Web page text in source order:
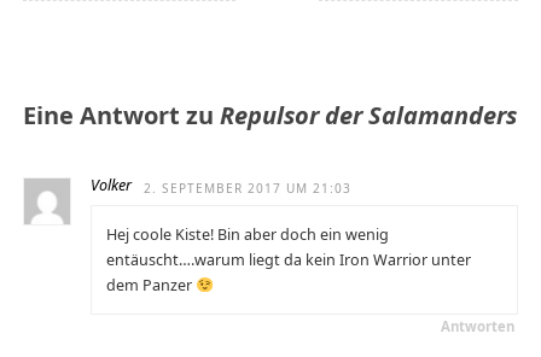
Eine Antwort zu Repulsor der Salamanders
Volker 2. SEPTEMBER 2017 UM 21:03
Hej coole Kiste! Bin aber doch ein wenig
entäuscht….warum liegt da kein Iron Warrior unter
dem Panzer
Antworten